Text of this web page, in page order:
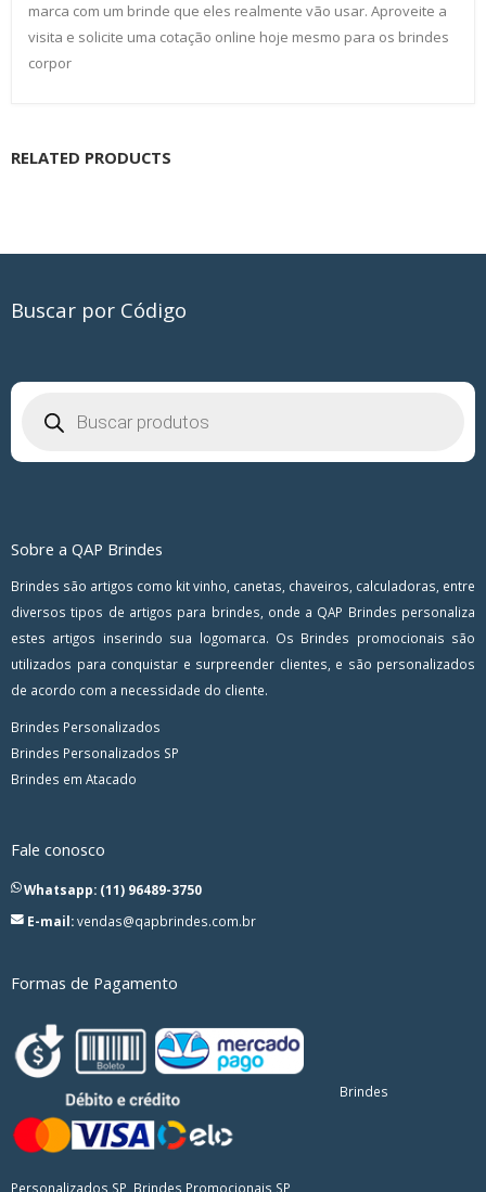
marca com um brinde que eles realmente vão usar. Aproveite a
visita e solicite uma cotação online hoje mesmo para os brindes
corpor
RELATED PRODUCTS
Buscar por Código
produtos
Sobre a QAP Brindes
Brindes são artigos como kit vinho, canetas, chaveiros, calculadoras, entre
diversos tipos de artigos para brindes, onde a QAP Brindes personaliza
estes artigos inserindo sua logomarca. Os Brindes promocionais são
utilizados para conquistar e surpreender clientes, e são personalizados
de acordo com a necessidade do cliente.
Brindes Personalizados
Brindes Personalizados SP
Brindes em Atacado
Fale conosco
Whatsapp: (11) 96489-3750
E-mail:vendas@qapbrindes.com.br
Formas de Pagamento
Brindes
Personalizados SP, Brindes Promocionais SP